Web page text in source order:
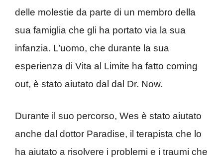
delle molestie da parte di un membro della
sua famiglia che gli ha portato via la sua
infanzia. L’uomo, che durante la sua
esperienza di Vita al Limite ha fatto coming
out, è stato aiutato dal dal Dr. Now.
Durante il suo percorso, Wes è stato aiutato
anche dal dottor Paradise, il terapista che lo
ha aiutato a risolvere i problemi e i traumi che